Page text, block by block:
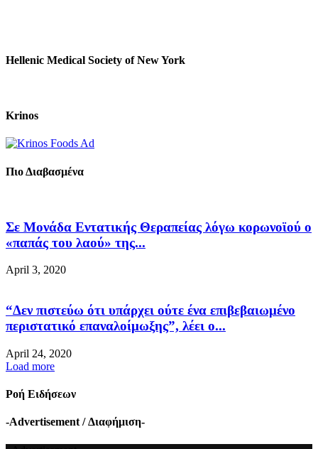
Hellenic Medical Society of New York
Krinos
Πιο Διαβασμένα
Σε Μονάδα Εντατικής Θεραπείας λόγω κορωνοϊού ο
«παπάς του λαού» της...
April 3, 2020
“Δεν πιστεύω ότι υπάρχει ούτε ένα επιβεβαιωμένο
περιστατικό επαναλοίμωξης”, λέει ο...
April 24, 2020
Load more
Ροή Ειδήσεων
-Advertisement / Διαφήμιση-